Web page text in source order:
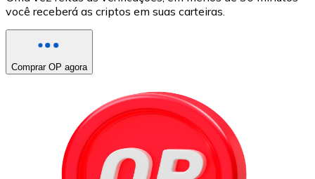
você receberá as criptos em suas carteiras.
Comprar OP agora